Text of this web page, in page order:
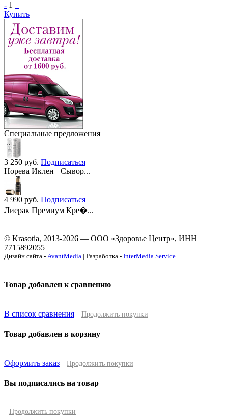
- 1 +
Купить
Специальные предложения
3 250 руб. Подписаться
Норева Иклен+ Сывор...
4 990 руб. Подписаться
Лиерак Премиум Кре�...
© Krasotia, 2013-2026 — ООО «Здоровье Центр», ИНН
7715892055
Дизайн сайта - AvantMedia | Разработка - InterMedia Service
Товар добавлен к сравнению
В список сравнения Продолжить покупки
Товар добавлен в корзину
Оформить заказ Продолжить покупки
Вы подписались на товар
Продолжить покупки